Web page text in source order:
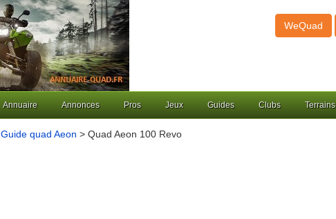
WeQuad
Annuaire Annonces Pros Jeux Guides Clubs Terrains
Guide quad Aeon > Quad Aeon 100 Revo